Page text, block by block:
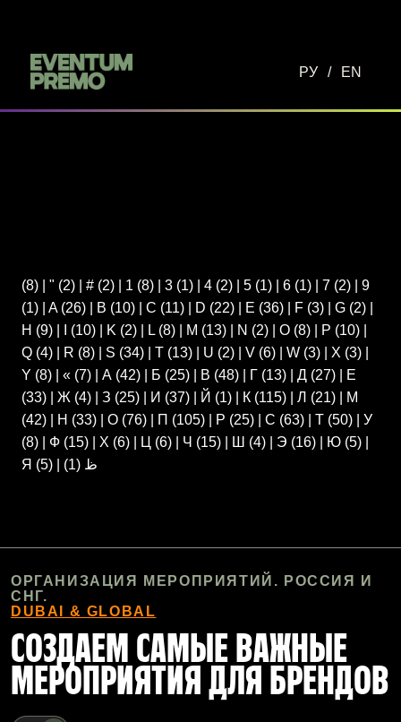
РУ / EN
(8) " (2) # (2) 1 (8) 3 (1) 4 (2) 5 (1) 6 (1) 7 (2)
9
(1)
A(26) B (10) C (11) D (22) E (36) F (3) G (2)
H (9) (10) K (2) L (8) M (13) N (2) O (8) P (10)
Q (4) R (8) S (34) T (13) U (2) V (6) W (3) X (3)
Y (8) « (7) А (42) Б (25) В (48) Г (13) Д (27)
Е
(33)
Ж (4) З (25) И (37) Й (1) К (115) Л (21)
М
(42)
Н (33) О (76) П (105) Р (25) С (63) Т (50)
У
(8)
Ф (15) Х (6) Ц (6) Ч (15) Ш (4) Э (16) Ю (5)
Я (5) ظ (1)
ОРГАНИЗАЦИЯ МЕРОПРИЯТИЙ. РОССИЯ И
СНГ.
DUBAI & GLOBAL
СОЗДАЕМ САМЫЕ ВАЖНЫЕ
МЕРОПРИЯТИЯ ДЛЯ БРЕНДОВ